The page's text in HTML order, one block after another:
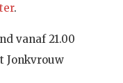
.
vanaf 21.00
Jonkvrouw